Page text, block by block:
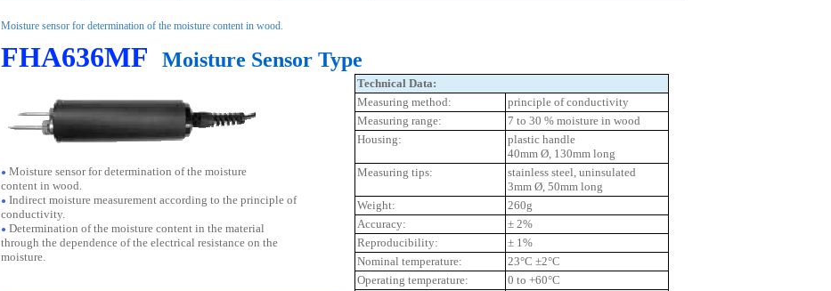
Moisture sensor for determination of the moisture content in wood.
FHA636MF Moisture Sensor Type
● Moisture sensor for determination of the moisture
content in wood.
● Indirect moisture measurement according to the principle of
conductivity.
● Determination of the moisture content in the material
through the dependence of the electrical resistance on the
moisture.
Technical Data:
Measuring method:
principle of conductivity
Measuring range:
7 to 30 % moisture in wood
Housing:
plastic handle
40mm Ø, 130mm long
Measuring tips:
stainless steel, uninsulated
3mm Ø, 50mm long
Weight:
260g
Accuracy:
± 2%
Reproducibility:
± 1%
Nominal temperature:
23°C ±2°C
Operating temperature:
0 to +60°C